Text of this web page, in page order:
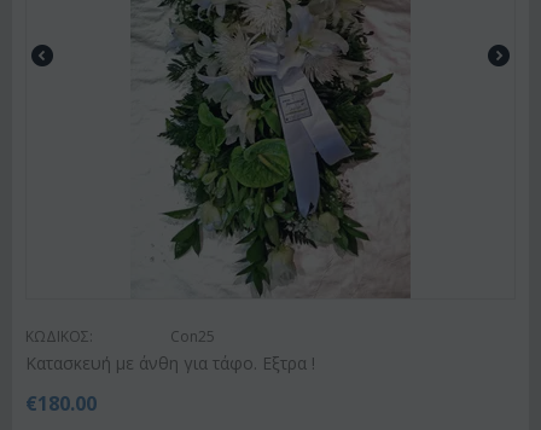
ΚΩΔΙΚΟΣ: Con25
Κατασκευή με άνθη για τάφο. Εξτρα !
€180.00